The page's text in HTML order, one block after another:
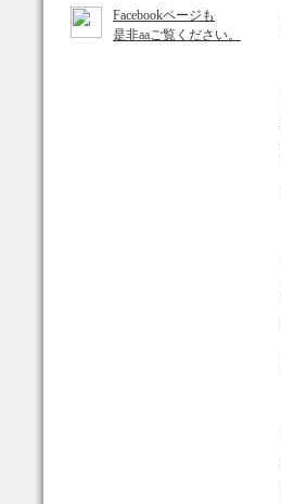
Facebookページも
是非aaご覧ください。